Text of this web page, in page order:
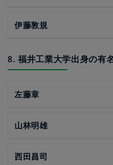
伊藤敦規
8. 福井工業大学出身の有
左藤章
山林明雄
西田昌司